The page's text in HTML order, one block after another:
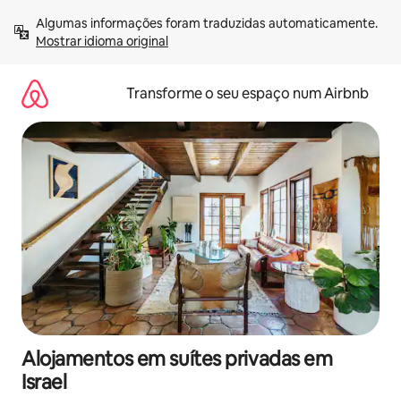
para
Mostrar idioma original
Transforme o seu espaço num Airbnb
Alojamentos em suítes privadas em
Israel